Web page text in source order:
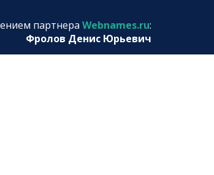
партнера Webnames.ru:
Фролов Денис Юрьевич